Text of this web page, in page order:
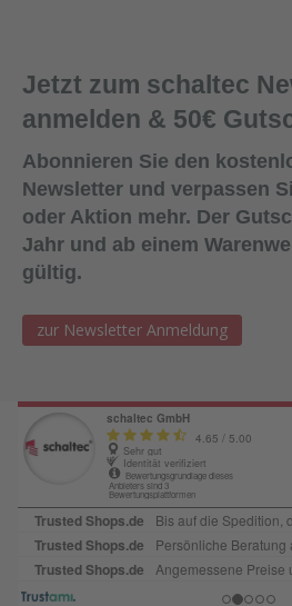
Jetzt zum schaltec
anmelden & 50€
Abonnieren Sie den
Newsletter und verpassen
oder Aktion mehr. Der
Jahr und ab einem
gültig.
zur Newsletter Anmeldung